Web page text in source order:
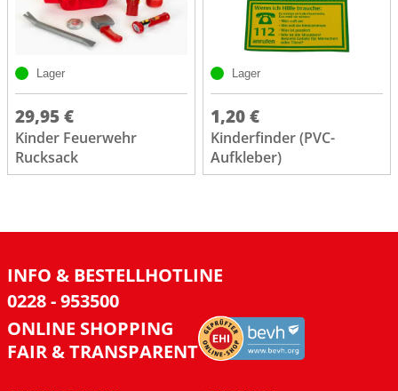
Lager
29,95 €
Kinder Feuerwehr
Rucksack
Lager
1,20 €
Kinderfinder (PVC-
Aufkleber)
INFO & BESTELLHOTLINE
0228 - 953500
ONLINE SHOPPING
FAIR & TRANSPARENT